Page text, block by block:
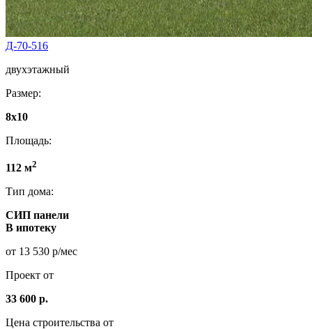
Д-70-516
двухэтажный
Размер:
8х10
Площадь:
112 м2
Тип дома:
СИП панели
В ипотеку
от 13 530 р/мес
Проект от
33 600 р.
Цена строительства от